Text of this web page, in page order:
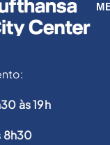
às 19h
8h30